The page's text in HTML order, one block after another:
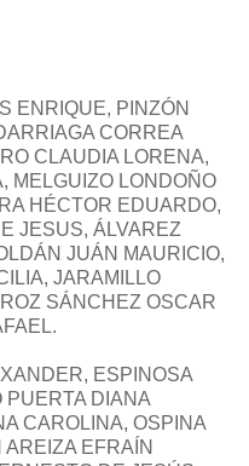
ENRIQUE, PINZÓN
CORREA
CLAUDIA LORENA,
MELGUIZO LONDOÑO
HÉCTOR EDUARDO,
JESUS, ÁLVAREZ
JUÁN MAURICIO,
JARAMILLO
SÁNCHEZ OSCAR
ESPINOSA
PUERTA DIANA
CAROLINA, OSPINA
AREIZA EFRAÍN